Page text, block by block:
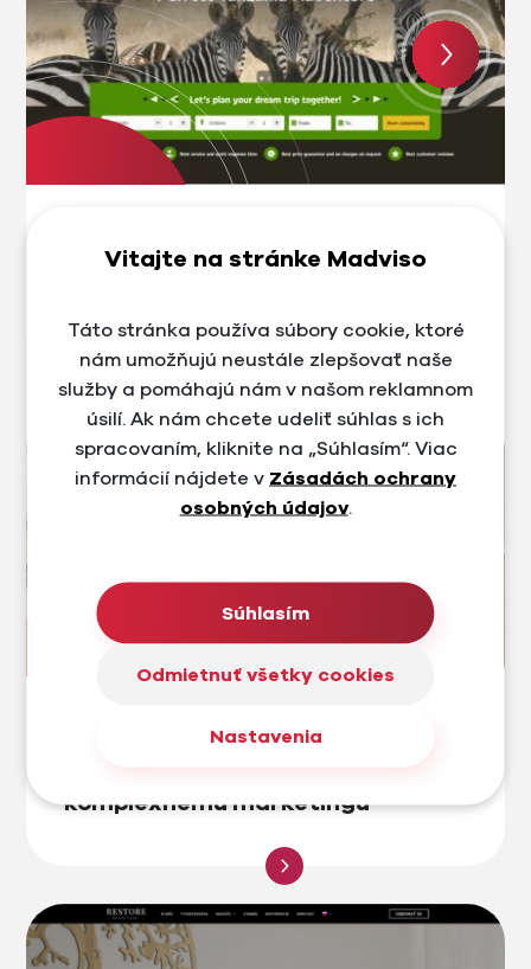
Tvorba webstránky a identity +
Od nováčika na trhu k
komplexnému marketingu
Vitajte na stránke Madviso
Táto stránka používa súbory cookie, ktoré
nám umožňujú neustále zlepšovať naše
služby a pomáhajú nám v našom reklamnom
úsilí. Ak nám chcete udeliť súhlas s ich
spracovaním, kliknite na „Súhlasím“. Viac
informácií nájdete v Zásadách ochrany
osobných údajov.
Súhlasím
Odmietnuť všetky cookies
Nastavenia